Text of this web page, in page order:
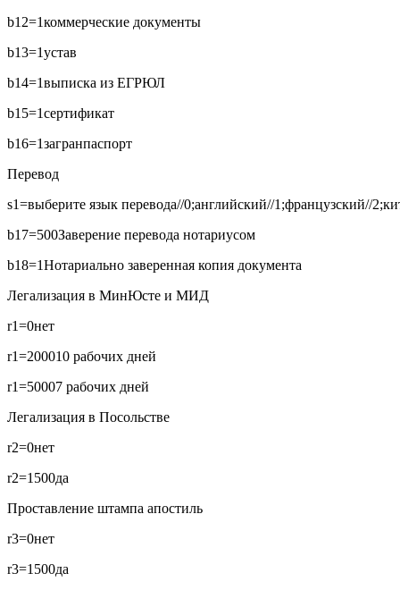
b12=1коммерческие документы
b13=1устав
b14=1выписка из ЕГРЮЛ
b15=1сертификат
b16=1загранпаспорт
Перевод
s1=выберите язык перевода//0;английский//1;французский//
b17=500Заверение перевода нотариусом
b18=1Нотариально заверенная копия документа
Легализация в МинЮсте и МИД
r1=0нет
r1=200010 рабочих дней
r1=50007 рабочих дней
Легализация в Посольстве
r2=0нет
r2=1500да
Проставление штампа апостиль
r3=0нет
r3=1500да